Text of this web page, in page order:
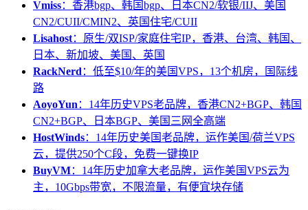
Vmiss：香港bgp、韩国bgp、日本CN2/软银/IIJ、美国
CN2/CUII/CMIN2、英国住宅/CUII
Lisahost：原生/双ISP/家庭住宅IP，香港、台湾、韩国、
日本、新加坡、美国、英国
RackNerd：低至$10/年的美国VPS，13个机房，国际线
路
AoyoYun：14年历史VPS老品牌，香港CN2+BGP、韩国
CN2+BGP、日本BGP、美国三网全高端
HostWinds：14年历史美国老品牌，运作美国/荷兰VPS
云，提供250个C段，免费一键换IP
BuyVM：14年历史加拿大老品牌，运作美国VPS云为
主，10Gbps带宽，不限流量，有便宜块存储